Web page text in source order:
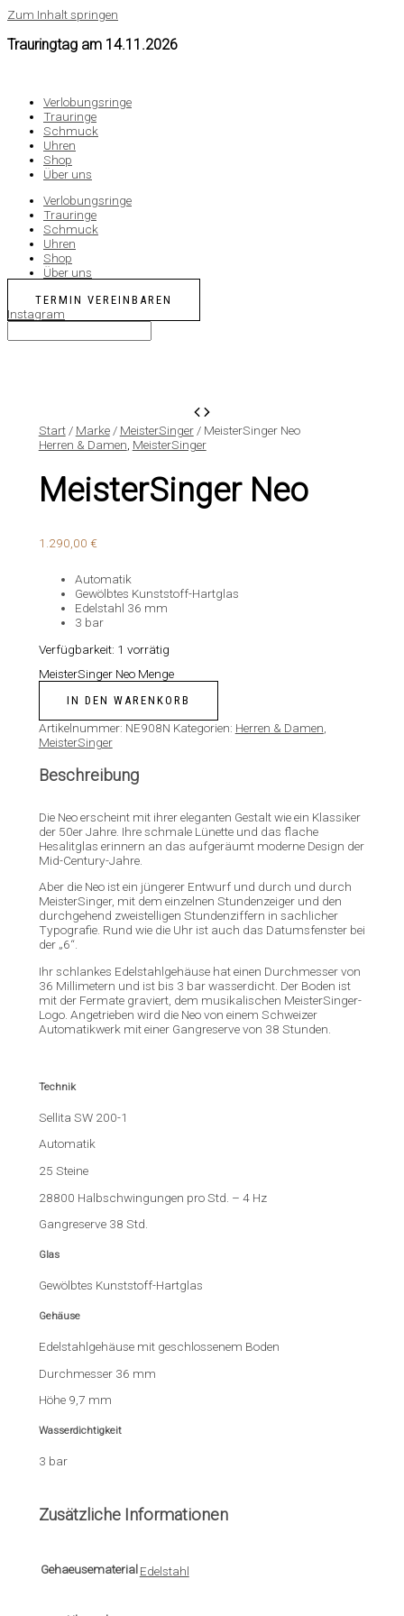
Zum Inhalt springen
Trauringtag am 14.11.2026
Verlobungsringe
Trauringe
Schmuck
Uhren
Shop
Über uns
Verlobungsringe
Trauringe
Schmuck
Uhren
Shop
Über uns
TERMIN VEREINBAREN
Instagram
Start/ Marke/ MeisterSinger/ MeisterSinger Neo
Herren & Damen, MeisterSinger
MeisterSinger Neo
1.290,00 €
Automatik
Gewölbtes Kunststoff-Hartglas
Edelstahl 36 mm
3 bar
Verfügbarkeit: 1 vorrätig
MeisterSinger Neo Menge
IN DEN WARENKORB
Artikelnummer: NE908N Kategorien: Herren & Damen
MeisterSinger
Beschreibung
Die Neo erscheint mit ihrer eleganten Gestalt wie ein Klassiker
der 50er Jahre. Ihre schmale Lünette und das flache
Hesalitglas erinnern an das aufgeräumt moderne Design der
Mid-Century-Jahre.
Aber die Neo ist ein jüngerer Entwurf und durch und durch
MeisterSinger, mit dem einzelnen Stundenzeiger und den
durchgehend zweistelligen Stundenziffern in sachlicher
Typografie. Rund wie die Uhr ist auch das Datumsfenster bei
der „6“.
Ihr schlankes Edelstahlgehäuse hat einen Durchmesser von
36 Millimetern und ist bis 3 bar wasserdicht. Der Boden ist
mit der Fermate graviert, dem musikalischen MeisterSinger-
Logo. Angetrieben wird die Neo von einem Schweizer
Automatikwerk mit einer Gangreserve von 38 Stunden.
Technik
Sellita SW 200-1
Automatik
25 Steine
28800 Halbschwingungen pro Std. – 4 Hz
Gangreserve 38 Std.
Glas
Gewölbtes Kunststoff-Hartglas
Gehäuse
Edelstahlgehäuse mit geschlossenem Boden
Durchmesser 36 mm
Höhe 9,7 mm
Wasserdichtigkeit
3 bar
Zusätzliche Informationen
Gehaeusematerial Edelstahl